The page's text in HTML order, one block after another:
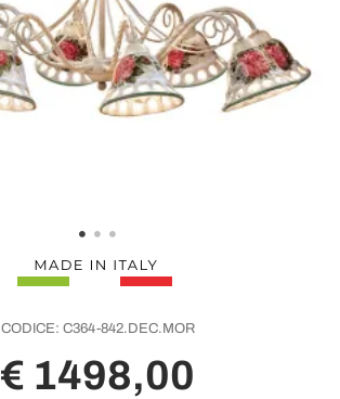
CODICE: C364-842.DEC.MOR
€ 1498,00